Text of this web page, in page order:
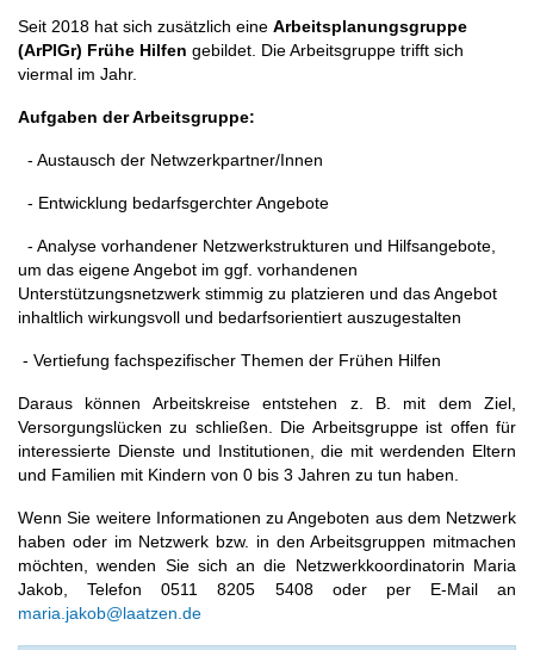
Seit 2018 hat sich zusätzlich eine Arbeitsplanungsgruppe
(ArPlGr) Frühe Hilfen gebildet. Die Arbeitsgruppe trifft sich
viermal im Jahr.
Aufgaben der Arbeitsgruppe:
- Austausch der Netwzerkpartner/Innen
- Entwicklung bedarfsgerchter Angebote
- Analyse vorhandener Netzwerkstrukturen und Hilfsangebote,
um das eigene Angebot im ggf. vorhandenen
Unterstützungsnetzwerk stimmig zu platzieren und das Angebot
inhaltlich wirkungsvoll und bedarfsorientiert auszugestalten
- Vertiefung fachspezifischer Themen der Frühen Hilfen
Daraus können Arbeitskreise entstehen z. B. mit dem Ziel,
Versorgungslücken zu schließen. Die Arbeitsgruppe ist offen für
interessierte Dienste und Institutionen, die mit werdenden Eltern
und Familien mit Kindern von 0 bis 3 Jahren zu tun haben.
Wenn Sie weitere Informationen zu Angeboten aus dem Netzwerk
haben oder im Netzwerk bzw. in den Arbeitsgruppen mitmachen
möchten, wenden Sie sich an die Netzwerkkoordinatorin Maria
Jakob, Telefon 0511 8205 5408 oder per E-Mail an
maria.jakob@laatzen.de